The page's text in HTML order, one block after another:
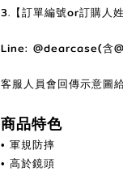
3.【訂單編號or訂購人
Line: @dearcase(含
客服人員會回傳示意圖
商品特色
• 軍規防摔
• 高於鏡頭